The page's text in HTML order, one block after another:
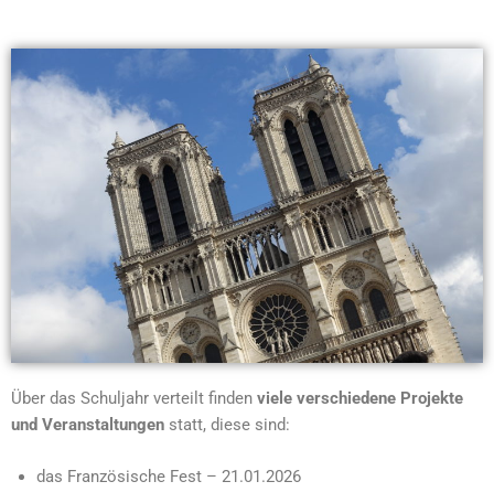
Über das Schuljahr verteilt finden viele verschiedene Projekte
und Veranstaltungen statt, diese sind:
das Französische Fest – 21.01.2026